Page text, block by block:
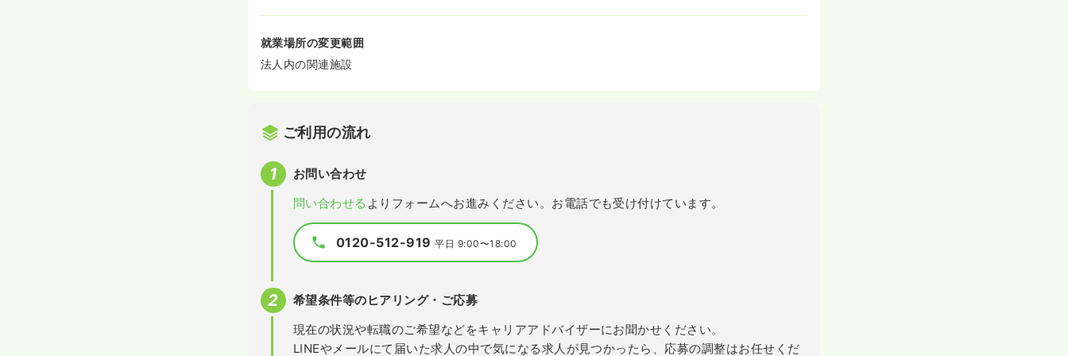
就業場所の変更範囲
法人内の関連施設
ご利用の流れ
お問い合わせ
問い合わせる よりフォームへお進みください。お電話でも受け付けています。
0120-512-919平日 9:00〜18:00
希望条件等のヒアリング・ご応募
現在の状況や転職のご希望などをキャリアアドバイザーにお聞かせください。
LINEやメールにて届いた求人の中で気になる求人が見つかったら、応募の調整はお任せくだ